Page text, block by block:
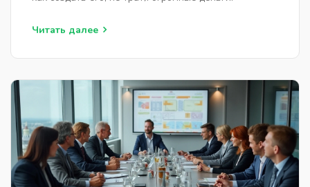
Читать далее